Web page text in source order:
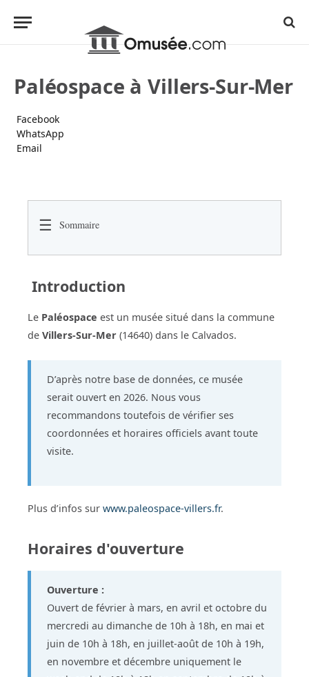
Paléospace à Villers-Sur-Mer
Facebook
WhatsApp
Email
☰ Sommaire
Introduction
Le Paléospace est un musée situé dans la commune
de Villers-Sur-Mer (14640) dans le Calvados.
D’après notre base de données, ce musée
serait ouvert en 2026. Nous vous
recommandons toutefois de vérifier ses
coordonnées et horaires officiels avant toute
visite.
Plus d’infos sur www.paleospace-villers.fr.
Horaires d'ouverture
Ouverture :
Ouvert de février à mars, en avril et octobre du
mercredi au dimanche de 10h à 18h, en mai et
juin de 10h à 18h, en juillet-août de 10h à 19h,
en novembre et décembre uniquement le